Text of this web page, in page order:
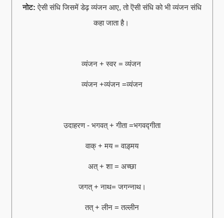
नोट: ऐसी संधि जिसमें डेढ़ व्यंजन आए, तो ऎसी संधि को भी व्यंजन संधि
कहा जाता है।
व्यंजन + स्वर = व्यंजन
व्यंजन +व्यंजन =व्यंजन
उदाहरण - भगवत् + गीता =भगवद्गीता
वाक् + मय = वाड़्मय
अत् + शा = अच्छा
जगत् + नाथ= जगन्नाथ।
तत् + लीन = तल्लीन